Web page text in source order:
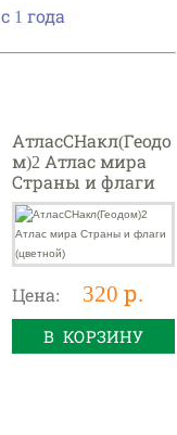
с 1 года
АтласСНакл(Геодо
м)2 Атлас мира
Страны и флаги
(цветной)
Цена: 320 р.
В КОРЗИНУ